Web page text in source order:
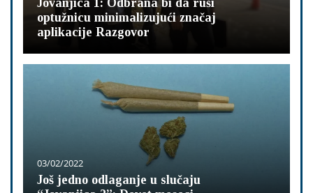
optužnicu minimalizujući značaj
aplikacije Razgovor
03/02/2022
Još jedno odlaganje u slučaju